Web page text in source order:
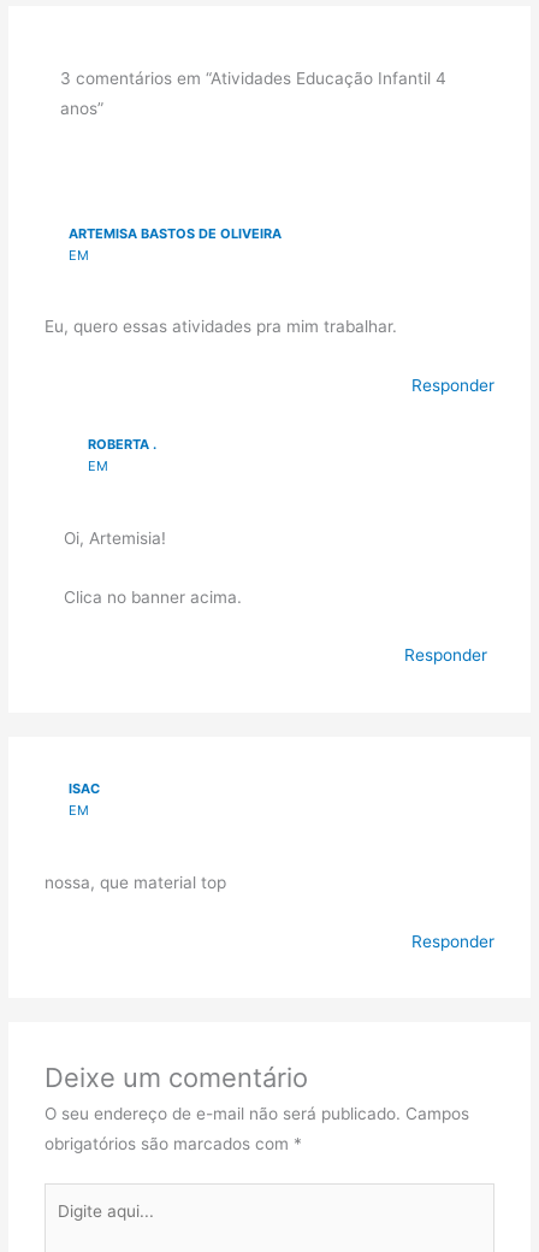
3 comentários em “Atividades Educação Infantil 4
anos”
ARTEMISA BASTOS DE OLIVEIRA
EM
Eu, quero essas atividades pra mim trabalhar.
Responder
ROBERTA .
EM
Oi, Artemisia!
Clica no banner acima.
Responder
ISAC
EM
nossa, que material top
Responder
Deixe um comentário
O seu endereço de e-mail não será publicado. Campos
obrigatórios são marcados com *
aqui...